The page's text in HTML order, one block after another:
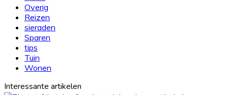
Overig
Reizen
sieraden
Sparen
tips
Tuin
Wonen
Interessante artikelen